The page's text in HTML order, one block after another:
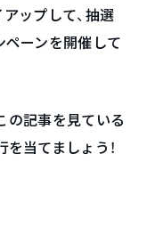
ップして、抽選
ーンを開催して
の記事を見ている
当てましょう！